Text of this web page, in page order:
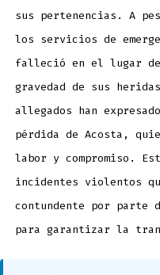
sus pertenencias. A
los servicios de
falleció en el lugar
gravedad de sus
allegados han
pérdida de Acosta,
labor y compromiso.
incidentes violentos
contundente por parte
para garantizar la